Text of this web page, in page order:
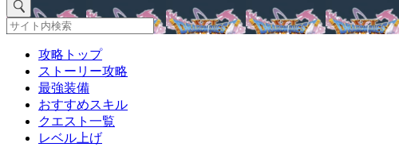
攻略トップ
ストーリー攻略
最強装備
おすすめスキル
クエスト一覧
レベル上げ